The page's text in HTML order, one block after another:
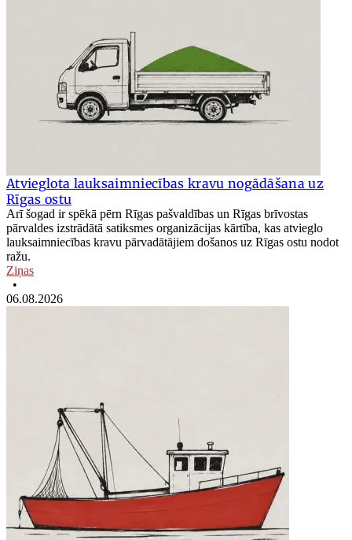
Atvieglota lauksaimniecības kravu nogādāšana uz
Rīgas ostu
Arī šogad ir spēkā pērn Rīgas pašvaldības un Rīgas brīvostas
pārvaldes izstrādātā satiksmes organizācijas kārtība, kas atvieglo
lauksaimniecības kravu pārvadātājiem došanos uz Rīgas ostu nodot
ražu.
Ziņas
•
06.08.2026